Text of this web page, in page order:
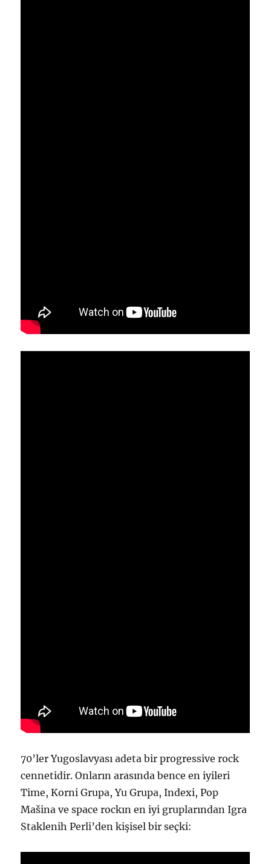
70’ler Yugoslavyası adeta bir progressive rock
cennetidir. Onların arasında bence en iyileri
Time, Korni Grupa, Yu Grupa, Indexi, Pop
Mašina ve space rockın en iyi gruplarından Igra
Staklenih Perli’den kişisel bir seçki: